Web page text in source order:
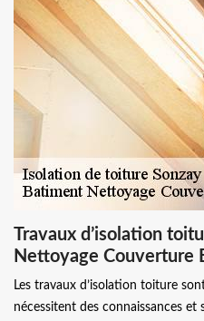
Travaux d’isolation
Nettoyage Couverture
Les travaux d’isolation toiture
nécessitent des connaissances